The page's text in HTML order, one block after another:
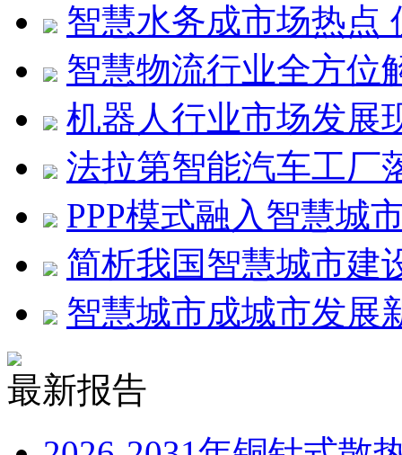
智慧水务成市场热点
智慧物流行业全方位
机器人行业市场发展
法拉第智能汽车工厂
PPP模式融入智慧城
简析我国智慧城市建
智慧城市成城市发展
最新报告